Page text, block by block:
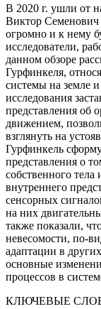
В 2020 г. ушли от
Виктор Семенович
огромно и к нему
исследователи,
данном обзоре
Гурфинкеля,
системы на земле
исследования
представления об
движением,
взглянуть на
Гурфинкель
представления о
собственного
внутреннего
сенсорных
на них
также показали,
невесомости, по-
адаптации в
основные
процессов в
КЛЮЧЕВЫЕ